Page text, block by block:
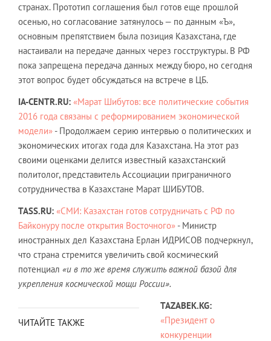
странах. Прототип соглашения был готов еще прошлой
осенью, но согласование затянулось — по данным «Ъ»,
основным препятствием была позиция Казахстана, где
настаивали на передаче данных через госструктуры. В РФ
пока запрещена передача данных между бюро, но сегодня
этот вопрос будет обсуждаться на встрече в ЦБ.
IA-CENTR.RU: «Марат Шибутов: все политические события
2016 года связаны с реформированием экономической
модели» - Продолжаем серию интервью о политических и
экономических итогах года для Казахстана. На этот раз
своими оценками делится известный казахстанский
политолог, представитель Ассоциации приграничного
сотрудничества в Казахстане Марат ШИБУТОВ.
TASS.RU: «СМИ: Казахстан готов сотрудничать с РФ по
Байконуру после открытия Восточного» - Министр
иностранных дел Казахстана Ерлан ИДРИСОВ подчеркнул,
что страна стремится увеличить свой космический
потенциал «и в то же время служить важной базой для
укрепления космической мощи России».
ЧИТАЙТЕ ТАКЖЕ
TAZABEK.KG:
«Президент о
конкуренции